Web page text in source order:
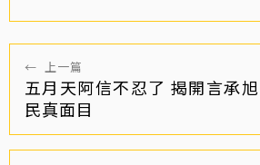
← 上一篇
五月天阿信不忍了 揭開言承
民真面目